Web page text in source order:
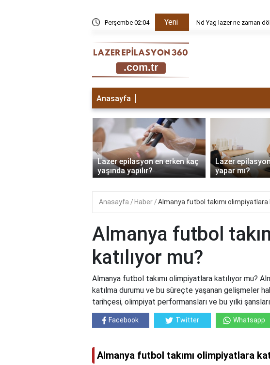
Perşembe 02:04 Yeni Nd Yag lazer ne zaman
Anasayfa
Lazer epilasyon en erken kaç
yaşında yapılır?
Lazer
yapar mı?
‹
Anasayfa Haber Almanya futbol takımı olimpiyatlara
Almanya futbol
katılıyor mu?
Almanya futbol takımı olimpiyatlara katılıyor mu?
katılma durumu ve bu süreçte yaşanan gelişmeler
tarihçesi, olimpiyat performansları ve bu yılki
Facebook Twitter Whatsapp
Almanya futbol takımı olimpiyatlara